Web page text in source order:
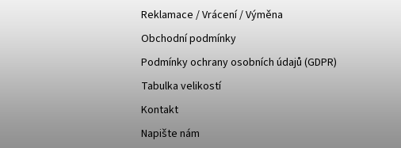
Reklamace / Vrácení / Výměna
Obchodní podmínky
Podmínky ochrany osobních údajů (GDPR)
Tabulka velikostí
Kontakt
Napište nám